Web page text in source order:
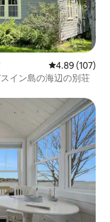
レビュー107
4.89 (107)
イン島の海辺の別荘